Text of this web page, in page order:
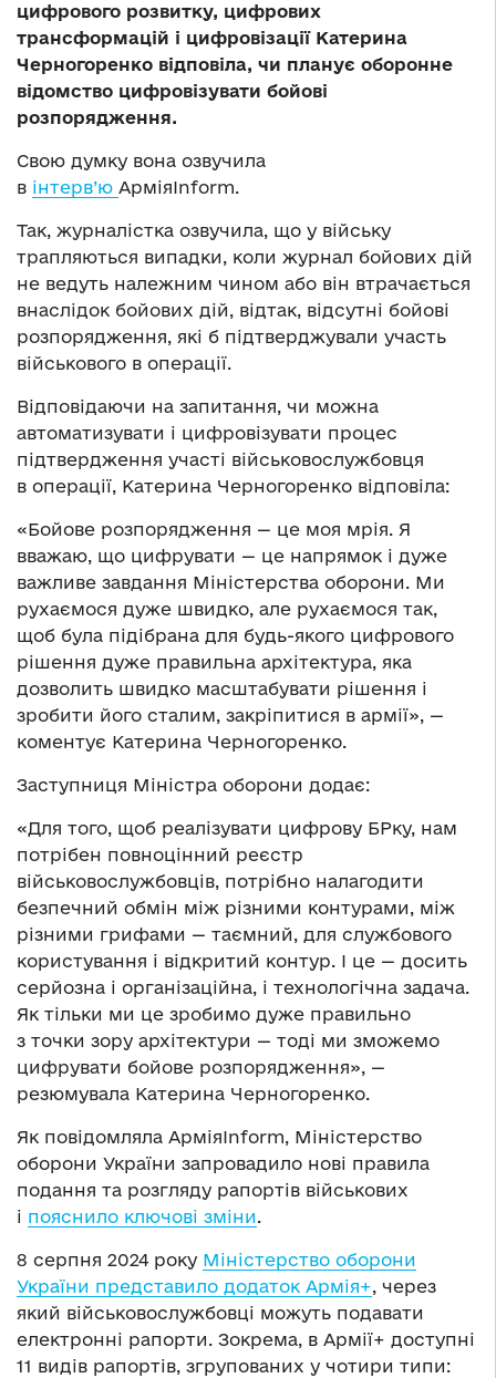
цифрового розвитку, цифрових
трансформацій і цифровізації Катерина
Черногоренко відповіла, чи планує оборонне
відомство цифровізувати бойові
розпорядження.
Свою думку вона озвучила
в інтерв’ю АрміяInform.
Так, журналістка озвучила, що у війську
трапляються випадки, коли журнал бойових дій
не ведуть належним чином або він втрачається
внаслідок бойових дій, відтак, відсутні бойові
розпорядження, які б підтверджували участь
військового в операції.
Відповідаючи на запитання, чи можна
автоматизувати і цифровізувати процес
підтвердження участі військовослужбовця
в операції, Катерина Черногоренко відповіла:
«Бойове розпорядження — це моя мрія. Я
вважаю, що цифрувати — це напрямок і дуже
важливе завдання Міністерства оборони. Ми
рухаємося дуже швидко, але рухаємося так,
щоб була підібрана для будь-якого цифрового
рішення дуже правильна архітектура, яка
дозволить швидко масштабувати рішення і
зробити його сталим, закріпитися в армії», —
коментує Катерина Черногоренко.
Заступниця Міністра оборони додає:
«Для того, щоб реалізувати цифрову БРку, нам
потрібен повноцінний реєстр
військовослужбовців, потрібно налагодити
безпечний обмін між різними контурами, між
різними грифами — таємний, для службового
користування і відкритий контур. І це — досить
серйозна і організаційна, і технологічна задача.
Як тільки ми це зробимо дуже правильно
з точки зору архітектури — тоді ми зможемо
цифрувати бойове розпорядження», —
резюмувала Катерина Черногоренко.
Як повідомляла АрміяInform, Міністерство
оборони України запровадило нові правила
подання та розгляду рапортів військових
і пояснило ключові зміни.
8 серпня 2024 року Міністерство оборони
України представило додаток Армія+, через
який військовослужбовці можуть подавати
електронні рапорти. Зокрема, в Армії+ доступні
11 видів рапортів, згрупованих у чотири типи: